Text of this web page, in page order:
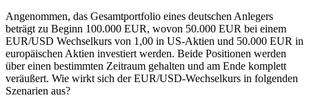
Angenommen, das Gesamtportfolio eines deutschen Anlegers
beträgt zu Beginn 100.000 EUR, wovon 50.000 EUR bei einem
EUR/USD Wechselkurs von 1,00 in US-Aktien und 50.000 EUR in
europäischen Aktien investiert werden. Beide Positionen werden
über einen bestimmten Zeitraum gehalten und am Ende komplett
veräußert. Wie wirkt sich der EUR/USD-Wechselkurs in folgenden
Szenarien aus?